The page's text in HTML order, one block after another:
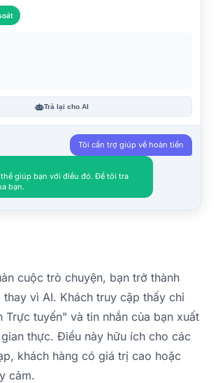
cuộc trò chuyện, bạn trở thành
vì AI. Khách truy cập thấy chỉ
Trực tuyến" và tin nhắn của bạn xuất
thực. Điều này hữu ích cho các
khách hàng có giá trị cao hoặc
cảm.
Trả lại cho AI
Tôi cần trợ giúp về hoàn tiền
giúp bạn với điều đó. Để tôi tra
bạn.